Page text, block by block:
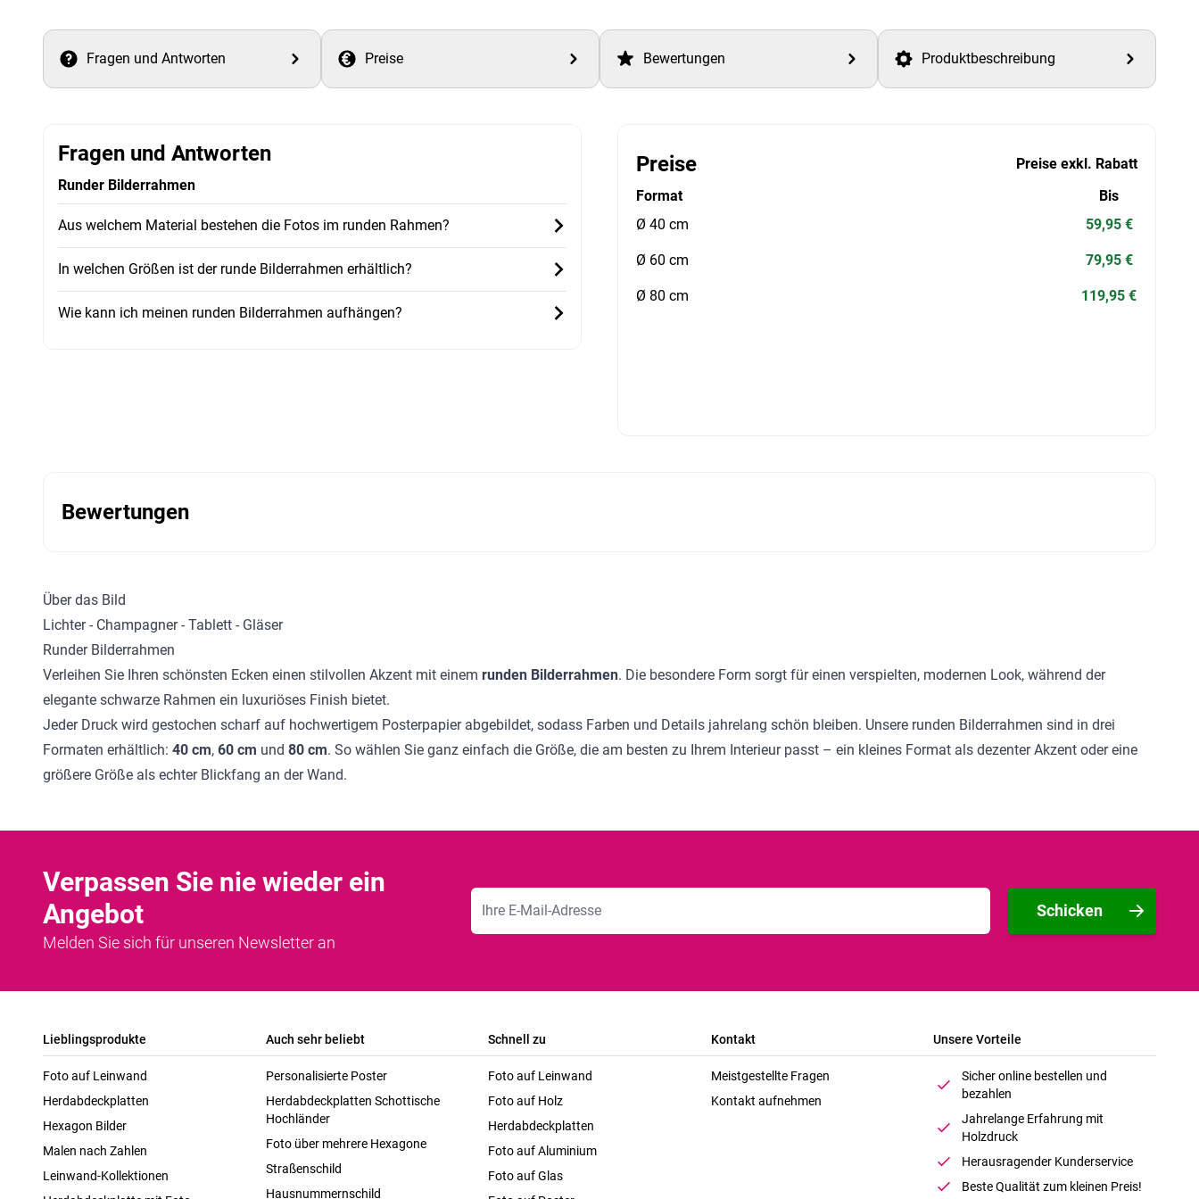
Fragen und Antworten Preise Bewertungen Produktbeschreibung
Fragen und Antworten
Runder Bilderrahmen
Aus welchem Material bestehen die Fotos im runden Rahmen?
In welchen Größen ist der runde Bilderrahmen erhältlich?
Wie kann ich meinen runden Bilderrahmen aufhängen?
Preise
Preise exkl. Rabatt
Format
Ø 40 cm
Ø 60 cm
Ø 80 cm
Bis
59,95 €
79,95 €
119,95 €
Bewertungen
Über das Bild
Lichter - Champagner - Tablett - Gläser
Runder Bilderrahmen
Verleihen Sie Ihren schönsten Ecken einen stilvollen Akzent mit einem runden Bilderrahmen. Die besondere Form sorgt für einen verspielten, modernen Look, während der
elegante schwarze Rahmen ein luxuriöses Finish bietet.
Jeder Druck wird gestochen scharf auf hochwertigem Posterpapier abgebildet, sodass Farben und Details jahrelang schön bleiben. Unsere runden Bilderrahmen sind in drei
Formaten erhältlich: 40 cm, 60 cm und 80 cm. So wählen Sie ganz einfach die Größe, die am besten zu Ihrem Interieur passt – ein kleines Format als dezenter Akzent oder eine
größere Größe als echter Blickfang an der Wand.
Verpassen Sie nie wieder ein
Angebot
Melden Sie sich für unseren Newsletter an
E-Mailadresse
Schicken
Lieblingsprodukte
Foto auf Leinwand
Herdabdeckplatten
Hexagon Bilder
Malen nach Zahlen
Leinwand-Kollektionen
Auch sehr beliebt
Personalisierte Poster
Herdabdeckplatten Schottische
Hochländer
Foto über mehrere Hexagone
Straßenschild
Hausnummernschild
Schnell zu
Foto auf Leinwand
Foto auf Holz
Herdabdeckplatten
Foto auf Aluminium
Foto auf Glas
Kontakt
Meistgestellte Fragen
Kontakt aufnehmen
Unsere Vorteile
Sicher online bestellen und
bezahlen
Jahrelange Erfahrung mit
Holzdruck
Herausragender Kunderservice
Beste Qualität zum kleinen Preis!